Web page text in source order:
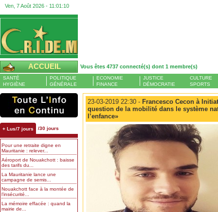
Ven, 7 Août 2026 - 11:01:10
ACCUEIL Vous êtes 4737 connecté(s) dont 1 membre(s)
SANTÉ
HYGIÈNE
POLITIQUE
GÉNÉRALE
ECONOMIE
FINANCE
JUSTICE
DÉMOCRATIE
CULTURE
SPORTS
+ Lus/7 jours /30 jours
Pour une retraite digne en
Mauritanie : relever...
Aéroport de Nouakchott : baisse
des tarifs du...
La Mauritanie lance une
campagne de semis...
Nouakchott face à la montée de
l’insécurité...
La mémoire effacée : quand la
mairie de...
23-03-2019 22:30 - Francesco Cecon à
question de la mobilité dans le système
l’enfance»